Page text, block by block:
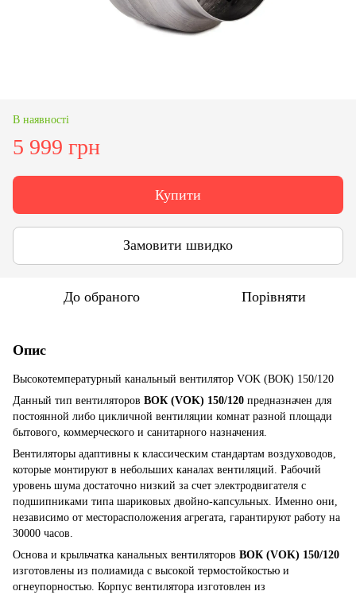
В наявності
5 999 грн
Купити
Замовити швидко
До обраного Порівняти
Опис
Высокотемпературный канальный вентилятор VOK (ВОК) 150/120
Данный тип вентиляторов ВОК (VOK) 150/120 предназначен для
постоянной либо цикличной вентиляции комнат разной площади
бытового, коммерческого и санитарного назначения.
Вентиляторы адаптивны к классическим стандартам воздуховодов,
которые монтируют в небольших каналах вентиляций. Рабочий
уровень шума достаточно низкий за счет электродвигателя с
подшипниками типа шариковых двойно-капсульных. Именно они,
независимо от месторасположения агрегата, гарантируют работу на
30000 часов.
Основа и крыльчатка канальных вентиляторов ВОК (VOK) 150/120
изготовлены из полиамида с высокой термостойкостью и
огнеупорностью. Корпус вентилятора изготовлен из